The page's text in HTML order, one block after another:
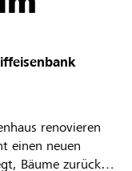
renovieren
einen neuen
Bäume zurück